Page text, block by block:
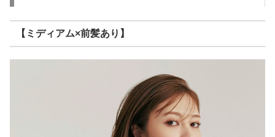
【ミディアム×前髪あり】